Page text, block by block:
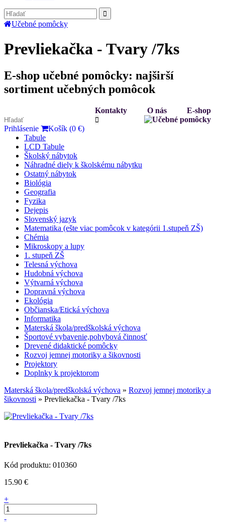
Učebné pomôcky
Prevliekačka - Tvary /7ks
E-shop učebné pomôcky: najširší
sortiment učebných pomôcok
E-shop
O nás
Kontakty
Prihlásenie
Košík (0 €)
Tabule
LCD Tabule
Školský nábytok
Náhradné diely k školskému nábytku
Ostatný nábytok
Biológia
Geografia
Fyzika
Dejepis
Slovenský jazyk
Matematika (ešte viac pomôcok v kategórii 1.stupeň ZŠ)
Chémia
Mikroskopy a lupy
1. stupeň ZŠ
Telesná výchova
Hudobná výchova
Výtvarná výchova
Dopravná výchova
Ekológia
Občianska/Etická výchova
Informatika
Materská škola/predškolská výchova
Športové vybavenie,pohybová činnosť
Drevené didaktické pomôcky
Rozvoj jemnej motoriky a šikovnosti
Projektory
Doplnky k projektorom
Materská škola/predškolská výchova » Rozvoj jemnej motoriky a
šikovnosti » Prevliekačka - Tvary /7ks
Prevliekačka - Tvary /7ks
Kód produktu: 010360
15.90 €
+
-